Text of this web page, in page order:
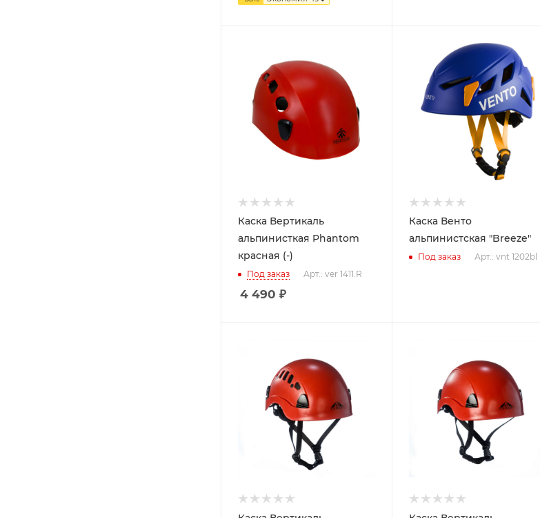
Каска Вертикаль
альпинисткая Phantom
красная (-)
Под заказ Арт.: ver 1411.R
4 490 ₽
Каска Венто
альпинистская "Breeze"
Под заказ Арт.: vnt 1202bl